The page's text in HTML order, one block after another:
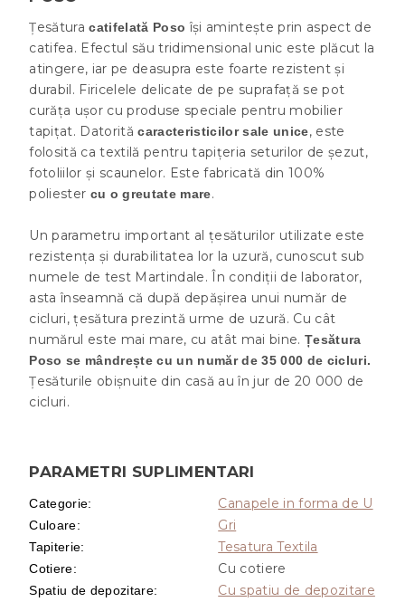
Țesăturacatifelată Poso își amintește prin aspect de
catifea. Efectul său tridimensional unic este plăcut la
atingere, iar pe deasupra este foarte rezistent și
durabil. Firicelele delicate de pe suprafață se pot
curăța ușor cu produse speciale pentru mobilier
tapițat. Datorităcaracteristicilor sale unice, este
folosită ca textilă pentru tapițeria seturilor de șezut,
fotoliilor și scaunelor. Este fabricată din 100%
poliester cu o greutate mare.
Un parametru important al țesăturilor utilizate este
rezistența și durabilitatea lor la uzură, cunoscut sub
numele de test Martindale. În condiții de laborator,
asta înseamnă că după depășirea unui număr de
cicluri, țesătura prezintă urme de uzură. Cu cât
numărul este mai mare, cu atât mai bine. Țesătura
Poso se mândrește cu un număr de 35 000 de cicluri.
Țesăturile obișnuite din casă au în jur de 20 000 de
cicluri.
PARAMETRI SUPLIMENTARI
Categorie: Canapele in forma de U
Culoare: Gri
Tapiterie: Tesatura Textila
Cotiere: Cu cotiere
Spatiu de depozitare: Cu spatiu de depozitare